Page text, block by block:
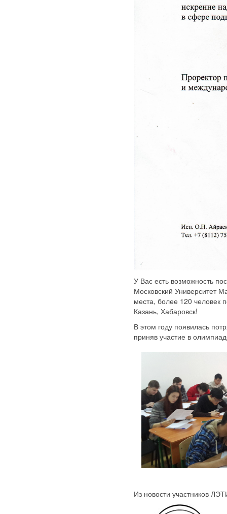
У Вас есть возможность
Московский Университет
места, более 120 человек
Казань, Хабаровск!
В этом году появилась
приняв участие в
Из новости участников